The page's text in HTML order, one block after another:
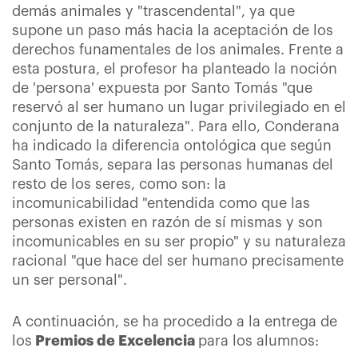
demás animales y "trascendental", ya que
supone un paso más hacia la aceptación de los
derechos funamentales de los animales. Frente a
esta postura, el profesor ha planteado la noción
de 'persona' expuesta por Santo Tomás "que
reservó al ser humano un lugar privilegiado en el
conjunto de la naturaleza". Para ello, Conderana
ha indicado la diferencia ontológica que según
Santo Tomás, separa las personas humanas del
resto de los seres, como son: la
incomunicabilidad "entendida como que las
personas existen en razón de sí mismas y son
incomunicables en su ser propio" y su naturaleza
racional "que hace del ser humano precisamente
un ser personal".
A continuación, se ha procedido a la entrega de
los Premios de Excelencia para los alumnos: